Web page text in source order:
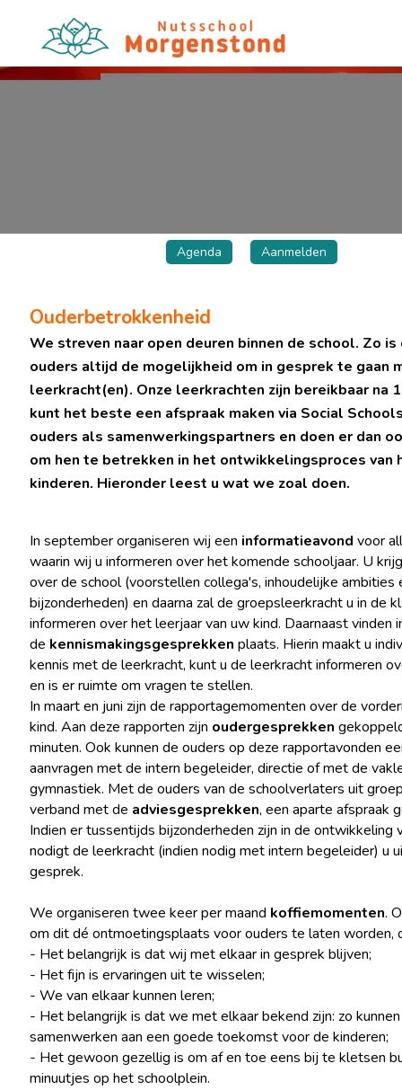
Agenda Aanmelden
Ouderbetrokkenheid
We streven naar open deuren binnen de school. Zo is
ouders altijd de mogelijkheid om in gesprek te gaan
leerkracht(en). Onze leerkrachten zijn bereikbaar na
kunt het beste een afspraak maken via Social
ouders als samenwerkingspartners en doen er dan
om hen te betrekken in het ontwikkelingsproces van
kinderen. Hieronder leest u wat we zoal doen.
In september organiseren wij een informatieavond voor
waarin wij u informeren over het komende schooljaar. U
over de school (voorstellen collega's, inhoudelijke ambities
bijzonderheden) en daarna zal de groepsleerkracht u in de
informeren over het leerjaar van uw kind. Daarnaast vinden
de kennismakingsgesprekken plaats. Hierin maakt u
kennis met de leerkracht, kunt u de leerkracht informeren
en is er ruimte om vragen te stellen.
In maart en juni zijn de rapportagemomenten over de
kind. Aan deze rapporten zijn oudergesprekken
minuten. Ook kunnen de ouders op deze rapportavonden
aanvragen met de intern begeleider, directie of met de
gymnastiek. Met de ouders van de schoolverlaters uit
verband met de adviesgesprekken, een aparte afspraak
Indien er tussentijds bijzonderheden zijn in de ontwikkeling
nodigt de leerkracht (indien nodig met intern begeleider) u
gesprek.
We organiseren twee keer per maand koffiemomenten.
om dit dé ontmoetingsplaats voor ouders te laten worden,
- Het belangrijk is dat wij met elkaar in gesprek blijven;
- Het fijn is ervaringen uit te wisselen;
- We van elkaar kunnen leren;
- Het belangrijk is dat we met elkaar bekend zijn: zo
samenwerken aan een goede toekomst voor de kinderen;
- Het gewoon gezellig is om af en toe eens bij te kletsen
minuutjes op het schoolplein.